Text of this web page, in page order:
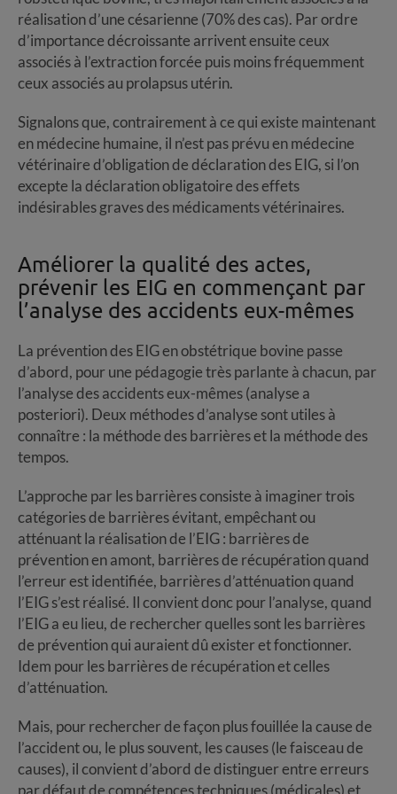
réalisation d’une césarienne (70% des cas). Par ordre
d’importance décroissante arrivent ensuite ceux
associés à l’extraction forcée puis moins fréquemment
ceux associés au prolapsus utérin.
Signalons que, contrairement à ce qui existe maintenant
en médecine humaine, il n’est pas prévu en médecine
vétérinaire d’obligation de déclaration des EIG, si l’on
excepte la déclaration obligatoire des effets
indésirables graves des médicaments vétérinaires.
Améliorer la qualité des actes,
prévenir les EIG en commençant par
l’analyse des accidents eux-mêmes
La prévention des EIG en obstétrique bovine passe
d’abord, pour une pédagogie très parlante à chacun, par
l’analyse des accidents eux-mêmes (analyse a
posteriori). Deux méthodes d’analyse sont utiles à
connaître : la méthode des barrières et la méthode des
tempos.
L’approche par les barrières consiste à imaginer trois
catégories de barrières évitant, empêchant ou
atténuant la réalisation de l’EIG : barrières de
prévention en amont, barrières de récupération quand
l’erreur est identifiée, barrières d’atténuation quand
l’EIG s’est réalisé. Il convient donc pour l’analyse, quand
l’EIG a eu lieu, de rechercher quelles sont les barrières
de prévention qui auraient dû exister et fonctionner.
Idem pour les barrières de récupération et celles
d’atténuation.
Mais, pour rechercher de façon plus fouillée la cause de
l’accident ou, le plus souvent, les causes (le faisceau de
causes), il convient d’abord de distinguer entre erreurs